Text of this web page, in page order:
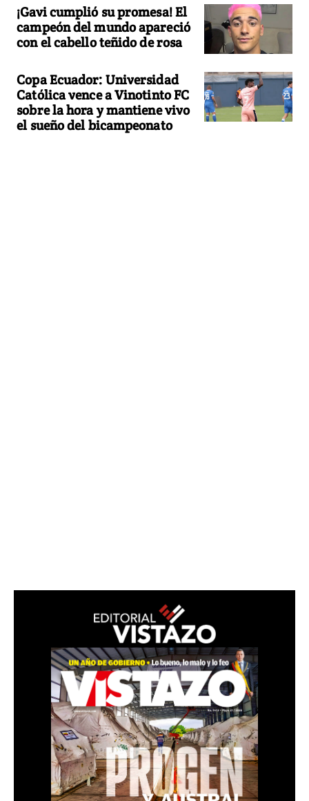
¡Gavi cumplió su promesa! El
campeón del mundo apareció
con el cabello teñido de rosa
Copa Ecuador: Universidad
Católica vence a Vinotinto FC
sobre la hora y mantiene vivo
el sueño del bicampeonato